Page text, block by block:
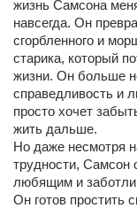
жизнь Самсона
навсегда. Он
сгорбленного и
старика, который
жизни. Он больше
справедливость и
просто хочет
жить дальше.
Но даже несмотря
трудности, Самсон
любящим и
Он готов простить